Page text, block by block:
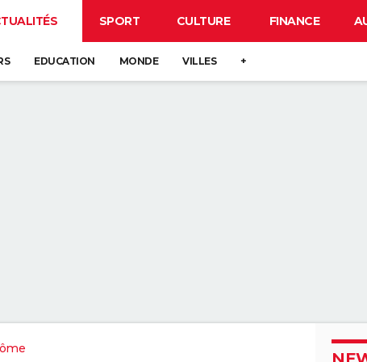
SPORT CULTURE FINANCE
EDUCATION MONDE VILLES +